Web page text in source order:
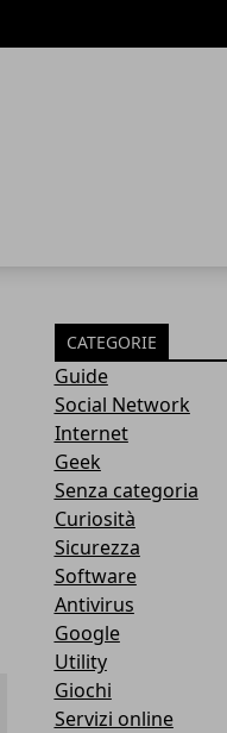
CATEGORIE
Guide
Social Network
Internet
Geek
Senza categoria
Curiosità
Sicurezza
Software
Antivirus
Google
Utility
Giochi
Servizi online